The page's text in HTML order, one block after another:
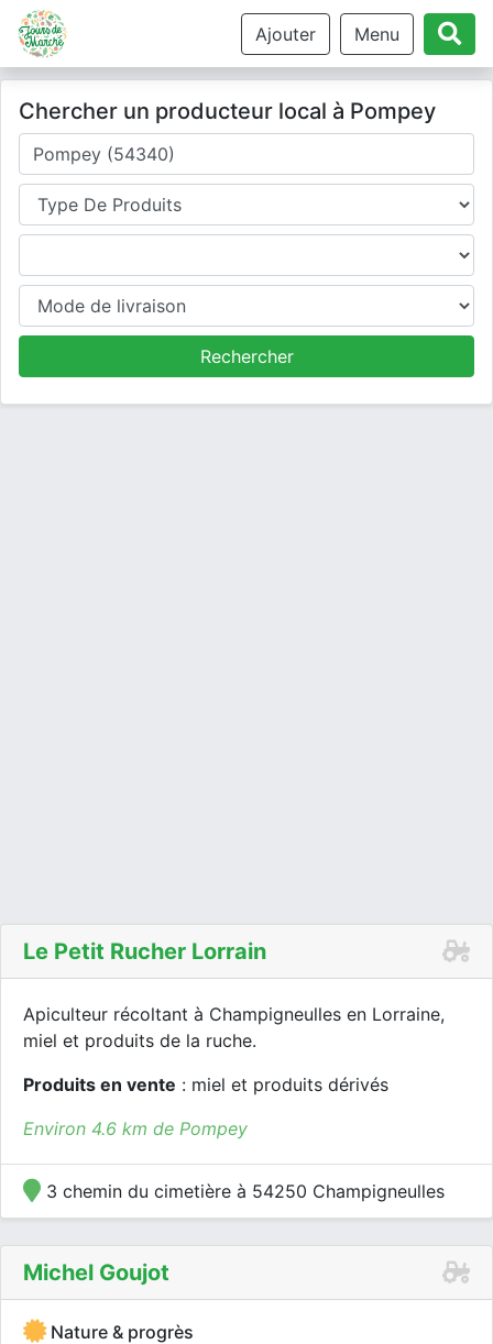
Ajouter Menu
Chercher un producteur local à Pompey
Où cherchez-vous un producteur ?
Type de produits
Produits
Mode de livraison
Rechercher
Le Petit Rucher Lorrain
Apiculteur récoltant à Champigneulles en Lorraine,
miel et produits de la ruche.
Produits en vente : miel et produits dérivés
Environ 4.6 km de Pompey
3 chemin du cimetière à 54250 Champigneulles
Michel Goujot
Nature & progrès